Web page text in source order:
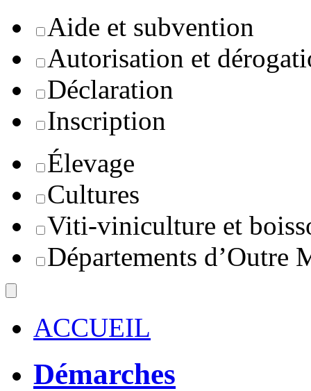
Aide et subvention
Autorisation et
Déclaration
Inscription
Élevage
Cultures
Viti-viniculture et
Départements d’Outre
ACCUEIL
Démarches